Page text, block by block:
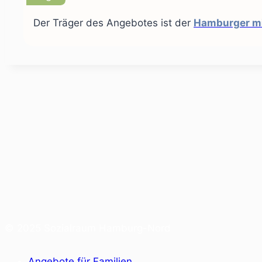
Der Träger des Angebotes ist der Hamburger